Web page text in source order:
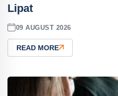
Lipat
09 AUGUST 2026
READ MORE